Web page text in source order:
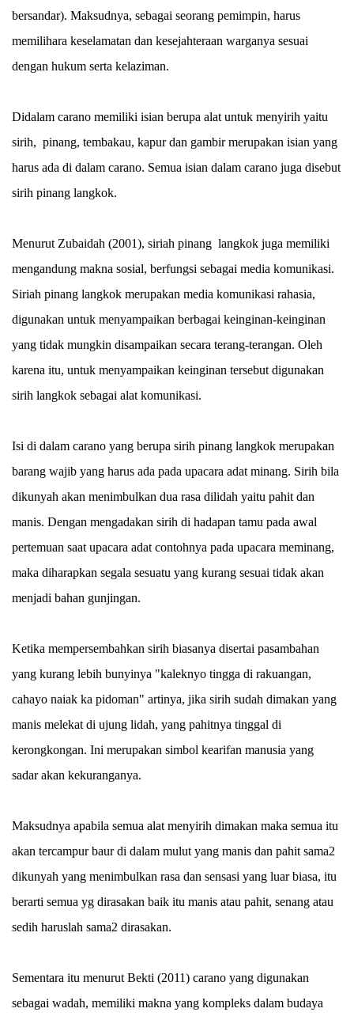
bersandar). Maksudnya, sebagai seorang pemimpin, harus
memilihara keselamatan dan kesejahteraan warganya sesuai
dengan hukum serta kelaziman.
Didalam carano memiliki isian berupa alat untuk menyirih yaitu
sirih, pinang, tembakau, kapur dan gambir merupakan isian yang
harus ada di dalam carano. Semua isian dalam carano juga disebut
sirih pinang langkok.
Menurut Zubaidah (2001), siriah pinang langkok juga memiliki
mengandung makna sosial, berfungsi sebagai media komunikasi.
Siriah pinang langkok merupakan media komunikasi rahasia,
digunakan untuk menyampaikan berbagai keinginan-keinginan
yang tidak mungkin disampaikan secara terang-terangan. Oleh
karena itu, untuk menyampaikan keinginan tersebut digunakan
sirih langkok sebagai alat komunikasi.
Isi di dalam carano yang berupa sirih pinang langkok merupakan
barang wajib yang harus ada pada upacara adat minang. Sirih bila
dikunyah akan menimbulkan dua rasa dilidah yaitu pahit dan
manis. Dengan mengadakan sirih di hadapan tamu pada awal
pertemuan saat upacara adat contohnya pada upacara meminang,
maka diharapkan segala sesuatu yang kurang sesuai tidak akan
menjadi bahan gunjingan.
Ketika mempersembahkan sirih biasanya disertai pasambahan
yang kurang lebih bunyinya "kaleknyo tingga di rakuangan,
cahayo naiak ka pidoman" artinya, jika sirih sudah dimakan yang
manis melekat di ujung lidah, yang pahitnya tinggal di
kerongkongan. Ini merupakan simbol kearifan manusia yang
sadar akan kekuranganya.
Maksudnya apabila semua alat menyirih dimakan maka semua itu
akan tercampur baur di dalam mulut yang manis dan pahit sama2
dikunyah yang menimbulkan rasa dan sensasi yang luar biasa, itu
berarti semua yg dirasakan baik itu manis atau pahit, senang atau
sedih haruslah sama2 dirasakan.
Sementara itu menurut Bekti (2011) carano yang digunakan
sebagai wadah, memiliki makna yang kompleks dalam budaya